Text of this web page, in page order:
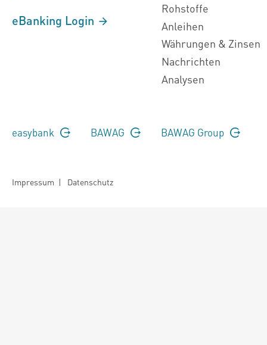
eBanking Login
Rohstoffe
Anleihen
Währungen & Zinsen
Nachrichten
Analysen
easybank BAWAG BAWAG Group
Impressum | Datenschutz